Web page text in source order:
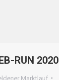
RUN 2020
Marktlauf